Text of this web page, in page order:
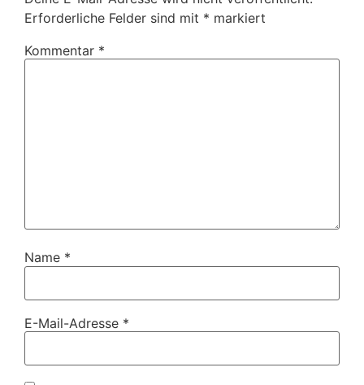
Erforderliche Felder sind mit * markiert
Kommentar *
Name *
E-Mail-Adresse *